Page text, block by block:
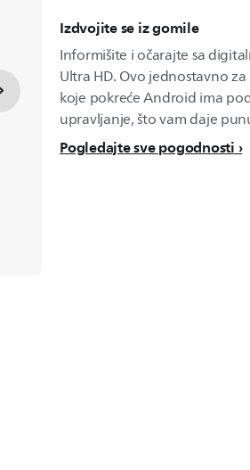
Izdvojite se iz gomile
Informišite i očarajte sa
Ultra HD. Ovo jednostavno
koje pokreće Android ima
upravljanje, što vam daje
Pogledajte sve pogodnosti